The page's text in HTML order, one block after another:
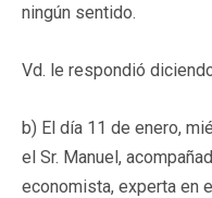
ningún sentido.
Vd. le respondió
b) El día 11 de enero,
el Sr. Manuel,
economista, experta en